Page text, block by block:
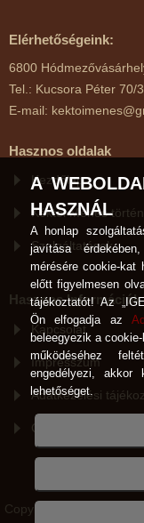
Elérhetőségeink:
6800
Tel.: Kucsora Péter 70/
E-mail:
Hasznos oldalak
Kezdőlap
Kéktói Ménes
Szolgáltatások
Hasznos Információk
Kapcsolat
Impresszum
Adatkezelési
Cookie-k használata
Copyright © Kéktói
A
HASZNÁL
A honlap
javítása
mérésére cookie-kat
előtt figyelmesen
tájékoztatót! Az
Ön elfogadja az
beleegyezik a
működéséhez
engedélyezi, akkor
lehetőséget.